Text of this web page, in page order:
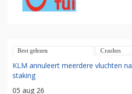
Best gelezen Crashes
KLM annuleert meerdere vluchten
staking
05 aug 26